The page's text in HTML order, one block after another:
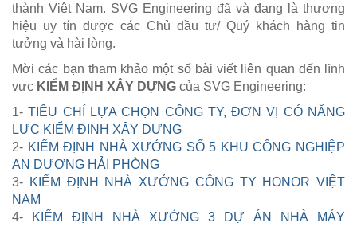
thành Việt Nam. SVG Engineering đã và đang là thương
hiệu uy tín được các Chủ đầu tư/ Quý khách hàng tin
tưởng và hài lòng.
Mời các bạn tham khảo một số bài viết liên quan đến lĩnh
vực KIỂM ĐỊNH XÂY DỰNG của SVG Engineering:
1-TIÊU CHÍ LỰA CHỌN CÔNG TY, ĐƠN VỊ CÓ NĂNG
LỰC KIỂM ĐỊNH XÂY DỰNG
2- KIỂM ĐỊNH NHÀ XƯỞNG SỐ 5 KHU CÔNG NGHIỆP
AN DƯƠNG HẢI PHÒNG
3- KIỂM ĐỊNH NHÀ XƯỞNG CÔNG TY HONOR VIỆT
NAM
4-
KIỂM ĐỊNH NHÀ XƯỞNG 3 DỰ ÁN NHÀ MÁY